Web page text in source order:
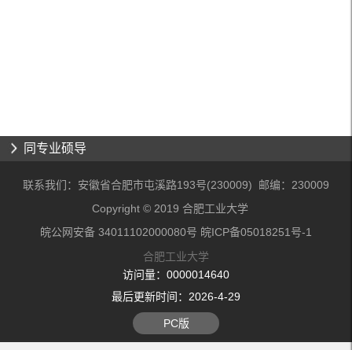
同专业硕导
联系我们：安徽省合肥市屯溪路193号(230009) 邮编：230009
Copyright © 2019 合肥工业大学
皖公网安备 34011102000080号 皖ICP备05018251号-1
合肥工业大学
访问量： 0000014640
最后更新时间： 2026-4-29
PC版